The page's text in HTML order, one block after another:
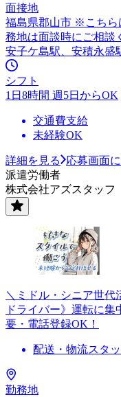
面接地
福島県郡山市 ※こちら
務地は面談時にご相談
安子ケ島駅、安積永盛
シフト
1日8時間 週5日からOK
交通費支給
未経験OK
詳細を見る
応募画面
派遣労働者
株式会社アズスタッフ
＼ミドル・シニア世代
ドライバー》運転に
要・電話登録OK！
配送・物流スタ
勤務地